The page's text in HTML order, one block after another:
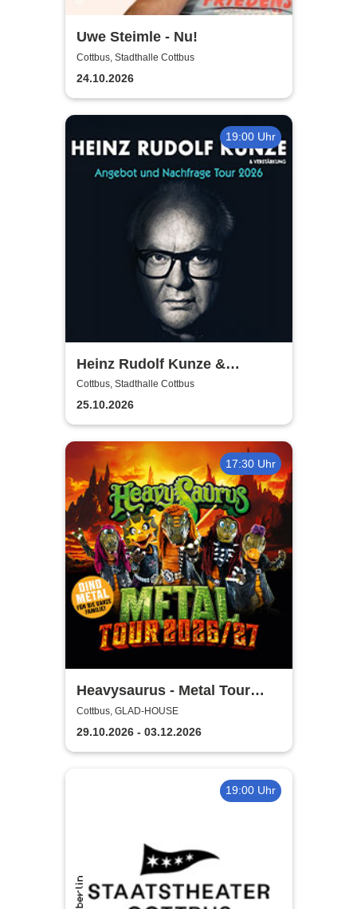
Uwe Steimle - Nu!
Cottbus, Stadthalle Cottbus
24.10.2026
19:00 Uhr
Heinz Rudolf Kunze &
Verstärkung - Angebot und
Nachfrage Tour
Cottbus, Stadthalle Cottbus
25.10.2026
17:30 Uhr
Heavysaurus - Metal Tour
2026/27
Cottbus, GLAD-HOUSE
29.10.2026 - 03.12.2026
19:00 Uhr